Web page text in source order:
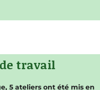
travail
5 ateliers ont été mis en